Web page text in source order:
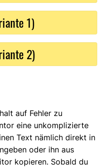
1)
2)
auf Fehler zu
eine unkomplizierte
Text nämlich direkt in
oder ihn aus
kopieren. Sobald du